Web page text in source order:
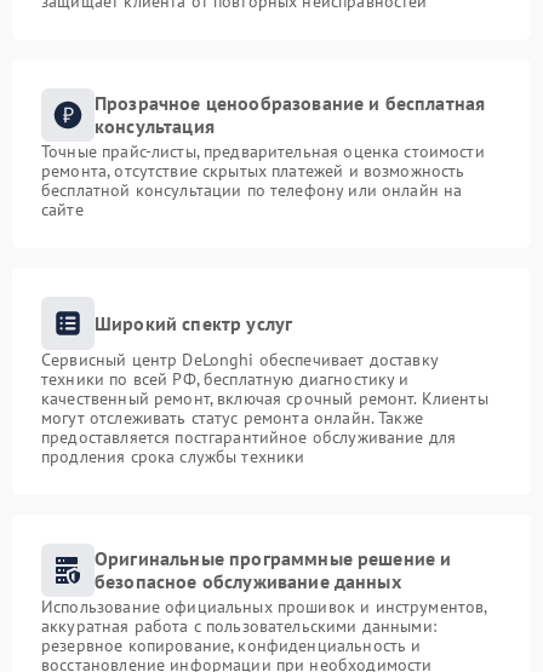
Прозрачное ценообразование и бесплатная
консультация
Точные прайс-листы, предварительная оценка стоимости
ремонта, отсутствие скрытых платежей и возможность
бесплатной консультации по телефону или онлайн на
сайте
Широкий спектр услуг
Сервисный центр DeLonghi обеспечивает доставку
техники по всей РФ, бесплатную диагностику и
качественный ремонт, включая срочный ремонт. Клиенты
могут отслеживать статус ремонта онлайн. Также
предоставляется постгарантийное обслуживание для
продления срока службы техники
Оригинальные программные решение и
безопасное обслуживание данных
Использование официальных прошивок и инструментов,
аккуратная работа с пользовательскими данными:
резервное копирование, конфиденциальность и
восстановление информации при необходимости